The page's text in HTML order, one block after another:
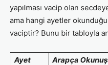
yapılması vacip olan
ama hangi ayetler
vaciptir? Bunu bir tabloyla
Ayet Arapça